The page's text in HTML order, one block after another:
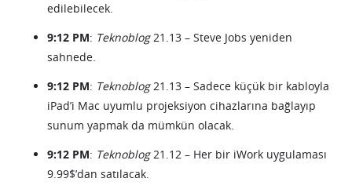
edilebilecek.
9:12 PM: Teknoblog21.13 – Steve Jobs yeniden
sahnede.
9:12 PM: Teknoblog21.13 – Sadece küçük bir kabloyla
iPad’i Mac uyumlu projeksiyon cihazlarına bağlayıp
sunum yapmak da mümkün olacak.
9:12 PM: Teknoblog21.12 – Her bir iWork uygulaması
9.99$’dan satılacak.